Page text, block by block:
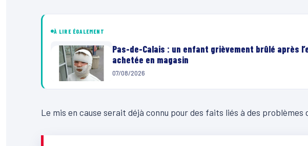
À LIRE ÉGALEMENT
Pas-de-Calais : un enfant grièvement brûlé après
achetée en magasin
07/08/2026
Le mis en cause serait déjà connu pour des faits liés à des problèmes